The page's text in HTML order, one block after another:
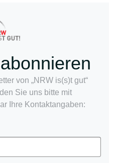
von „NRW is(s)t gut“
Sie uns bitte mit
Ihre Kontaktangaben: